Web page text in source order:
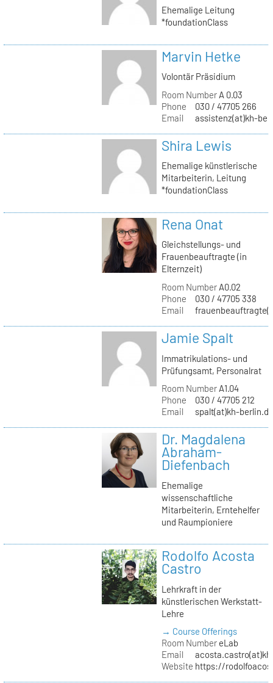
Ehemalige Leitung
*foundationClass
Marvin Hetke
Volontär Präsidium
Room NumberA 0.03
Phone
030 / 47705 266
Email
assistenz(at)kh-
Shira Lewis
Ehemalige künstlerische
Mitarbeiterin, Leitung
*foundationClass
Rena Onat
Gleichstellungs- und
Frauenbeauftragte (in
Elternzeit)
Room NumberA0.02
Phone
030 / 47705 338
Email
Jamie Spalt
Immatrikulations- und
Prüfungsamt, Personalrat
Room NumberA1.04
Phone
030 / 47705 212
Email
spalt(at)kh-
Dr. Magdalena
Abraham-
Diefenbach
Ehemalige
wissenschaftliche
Mitarbeiterin, Erntehelfer
und Raumpioniere
Rodolfo Acosta
Castro
Lehrkraft in der
künstlerischen Werkstatt-
Lehre
→ Course Offerings
Room NumbereLab
Email
Website https://